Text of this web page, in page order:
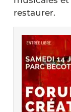
restaurer.